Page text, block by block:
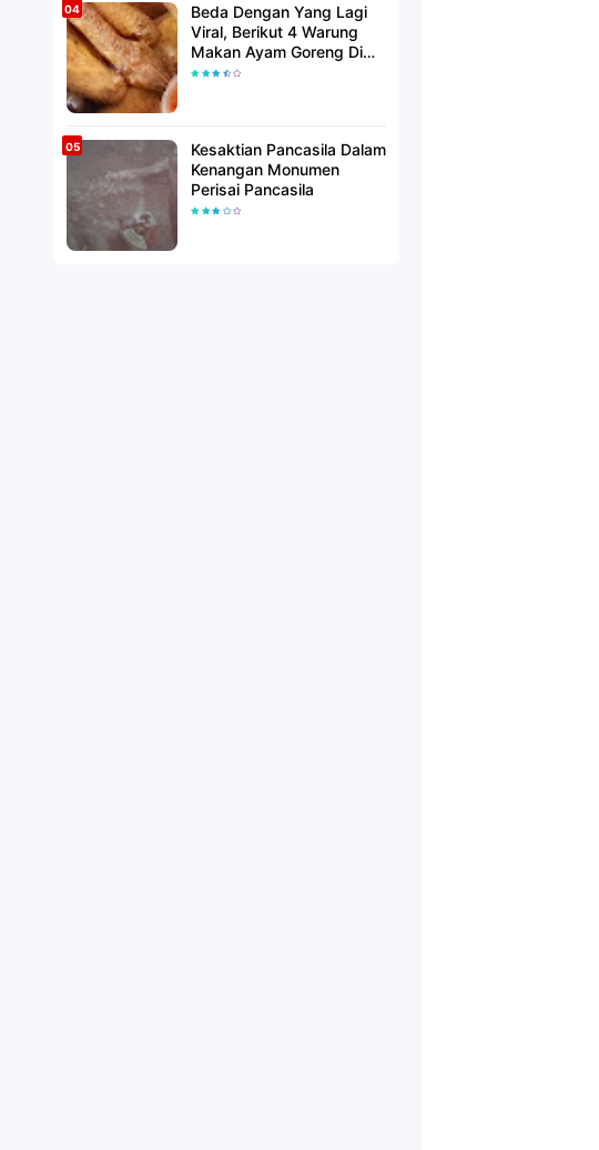
Beda Dengan Yang Lagi
Viral, Berikut 4 Warung
Makan Ayam Goreng Di
Solo Yang Wajib Anda
Kesaktian Pancasila Dalam
Kenangan Monumen
Perisai Pancasila